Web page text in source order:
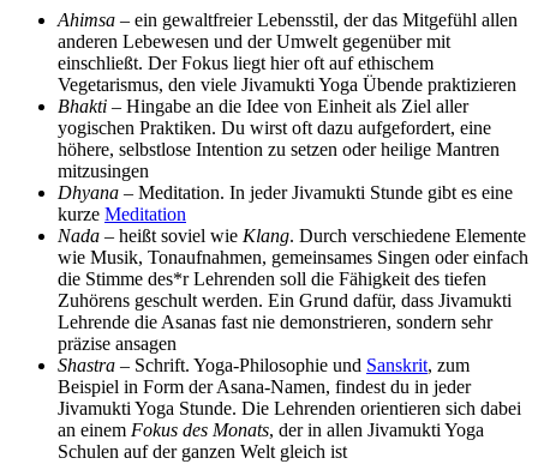
Ahimsa – ein gewaltfreier Lebensstil, der das Mitgefühl allen
anderen Lebewesen und der Umwelt gegenüber mit
einschließt. Der Fokus liegt hier oft auf ethischem
Vegetarismus, den viele Jivamukti Yoga Übende praktizieren
Bhakti – Hingabe an die Idee von Einheit als Ziel aller
yogischen Praktiken. Du wirst oft dazu aufgefordert, eine
höhere, selbstlose Intention zu setzen oder heilige Mantren
mitzusingen
Dhyana – Meditation. In jeder Jivamukti Stunde gibt es eine
kurze Meditation
Nada – heißt soviel wie Klang. Durch verschiedene Elemente
wie Musik, Tonaufnahmen, gemeinsames Singen oder einfach
die Stimme des*r Lehrenden soll die Fähigkeit des tiefen
Zuhörens geschult werden. Ein Grund dafür, dass Jivamukti
Lehrende die Asanas fast nie demonstrieren, sondern sehr
präzise ansagen
Shastra – Schrift. Yoga-Philosophie und Sanskrit, zum
Beispiel in Form der Asana-Namen, findest du in jeder
Jivamukti Yoga Stunde. Die Lehrenden orientieren sich dabei
an einem Fokus des Monats, der in allen Jivamukti Yoga
Schulen auf der ganzen Welt gleich ist